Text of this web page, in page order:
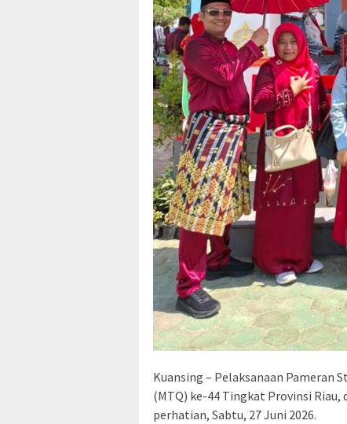
Kuansing – Pelaksanaan Pameran
(MTQ) ke-44 Tingkat Provinsi
perhatian, Sabtu, 27 Juni 2026.